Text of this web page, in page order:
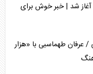
واریز مابه‌التفاوت حقوق فروردین ۱۴۰۵ آغاز شد | خبر خوش برای
عرفان طهماسبی با «هزار